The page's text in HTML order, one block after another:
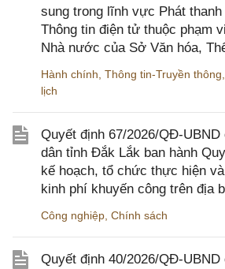
sung trong lĩnh vực Phát
Thông tin điện tử thuộc phạm
Nhà nước của Sở Văn hóa,
Hành chính Thông tin-Truyền thông
lịch
Quyết định 67/2026/QĐ-UBND
dân tỉnh Đắk Lắk ban hành
kế hoạch, tổ chức thực hiện
kinh phí khuyến công trên địa
Công nghiệp Chính sách
Quyết định 40/2026/QĐ-UBND